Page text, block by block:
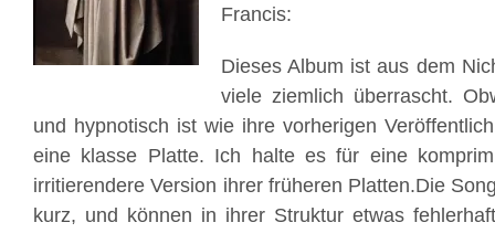
Francis:
Dieses Album ist aus dem
viele ziemlich überrascht.
und hypnotisch ist wie ihre vorherigen
eine klasse Platte. Ich halte es für eine
irritierendere Version ihrer früheren Platten.Die
kurz, und können in ihrer Struktur etwas